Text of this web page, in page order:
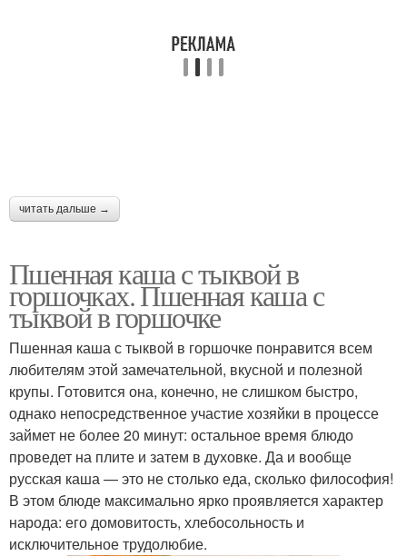
читать дальше →
Пшенная каша с тыквой в
горшочках. Пшенная каша с
тыквой в горшочке
Пшенная каша с тыквой в горшочке понравится всем
любителям этой замечательной, вкусной и полезной
крупы. Готовится она, конечно, не слишком быстро,
однако непосредственное участие хозяйки в процессе
займет не более 20 минут: остальное время блюдо
проведет на плите и затем в духовке. Да и вообще
русская каша — это не столько еда, сколько философия!
В этом блюде максимально ярко проявляется характер
народа: его домовитость, хлебосольность и
исключительное трудолюбие.